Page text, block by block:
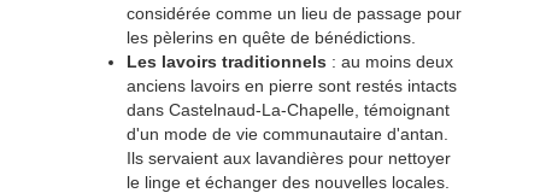
considérée comme un lieu de passage pour
les pèlerins en quête de bénédictions.
Les lavoirs traditionnels : au moins deux
anciens lavoirs en pierre sont restés intacts
dans Castelnaud-La-Chapelle, témoignant
d'un mode de vie communautaire d'antan.
Ils servaient aux lavandières pour nettoyer
le linge et échanger des nouvelles locales.